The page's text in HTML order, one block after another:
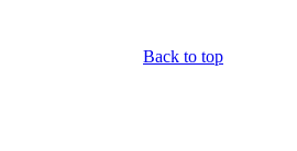
Back to top